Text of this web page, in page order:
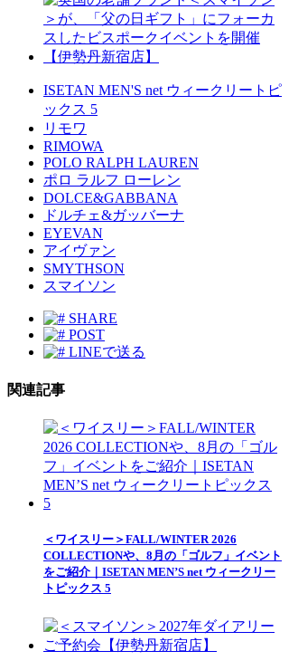
ISETAN MEN'S net ウィークリートピ
ックス 5
リモワ
RIMOWA
POLO RALPH LAUREN
ポロ ラルフ ローレン
DOLCE&GABBANA
ドルチェ&ガッバーナ
EYEVAN
アイヴァン
SMYTHSON
スマイソン
SHARE
POST
LINEで送る
関連記事
＜ワイスリー＞FALL/WINTER 2026
COLLECTIONや、8月の「ゴルフ」イベント
をご紹介｜ISETAN MEN’S net ウィークリー
トピックス 5